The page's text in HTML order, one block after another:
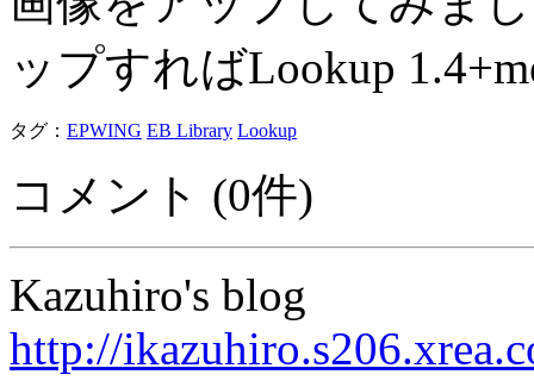
ップすればLookup
タグ： EPWING EB Library Lookup
コメント (0件)
Kazuhiro's blog
http://